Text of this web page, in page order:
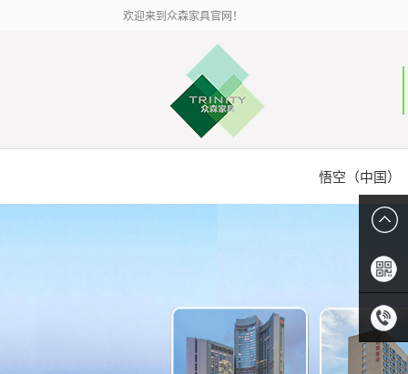
欢迎来到众森家具官网！
悟空（中国）
扫描二
维码
0086-